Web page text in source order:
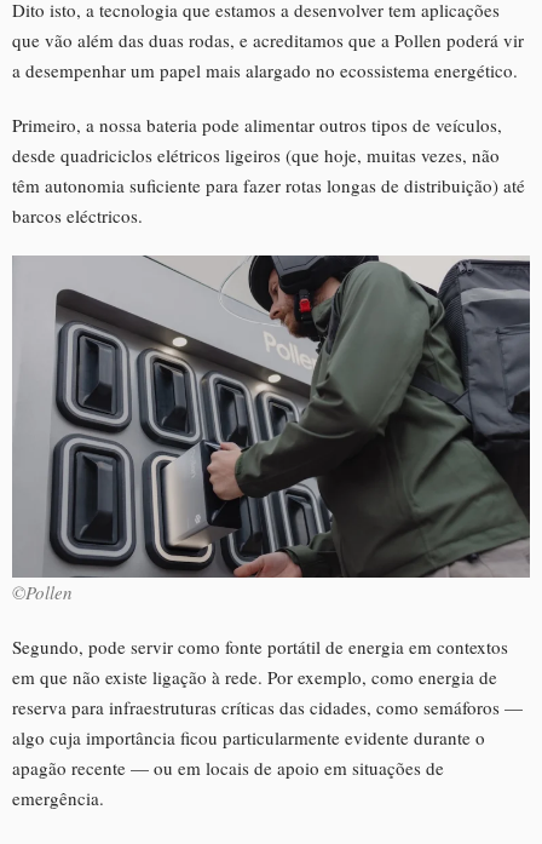
Dito isto, a tecnologia que estamos a desenvolver tem aplicações
que vão além das duas rodas, e acreditamos que a Pollen poderá vir
a desempenhar um papel mais alargado no ecossistema energético.
Primeiro, a nossa bateria pode alimentar outros tipos de veículos,
desde quadriciclos elétricos ligeiros (que hoje, muitas vezes, não
têm autonomia suficiente para fazer rotas longas de distribuição) até
barcos eléctricos.
©Pollen
Segundo, pode servir como fonte portátil de energia em contextos
em que não existe ligação à rede. Por exemplo, como energia de
reserva para infraestruturas críticas das cidades, como semáforos —
algo cuja importância ficou particularmente evidente durante o
apagão recente — ou em locais de apoio em situações de
emergência.